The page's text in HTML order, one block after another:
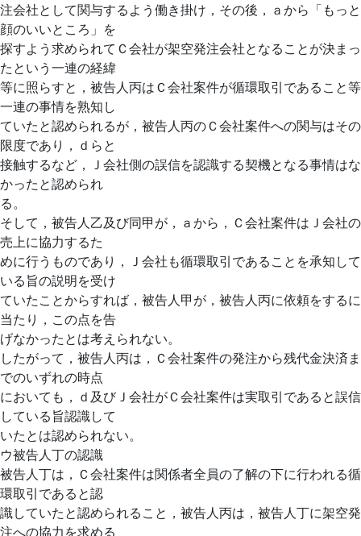
注会社として関与するよう働き掛け，その後，ａから「もっと
顔のいいところ」を
探すよう求められてＣ会社が架空発注会社となることが決まっ
たという一連の経緯
等に照らすと，被告人丙はＣ会社案件が循環取引であること等
一連の事情を熟知し
ていたと認められるが，被告人丙のＣ会社案件への関与はその
限度であり，ｄらと
接触するなど，Ｊ会社側の誤信を認識する契機となる事情はな
かったと認められ
る。
そして，被告人乙及び同甲が，ａから，Ｃ会社案件はＪ会社の
売上に協力するた
めに行うものであり，Ｊ会社も循環取引であることを承知して
いる旨の説明を受け
ていたことからすれば，被告人甲が，被告人丙に依頼をするに
当たり，この点を告
げなかったとは考えられない。
したがって，被告人丙は，Ｃ会社案件の発注から残代金決済ま
でのいずれの時点
においても，ｄ及びＪ会社がＣ会社案件は実取引であると誤信
している旨認識して
いたとは認められない。
ウ被告人丁の認識
被告人丁は，Ｃ会社案件は関係者全員の了解の下に行われる循
環取引であると認
識していたと認められること，被告人丙は，被告人丁に架空発
注への協力を求める